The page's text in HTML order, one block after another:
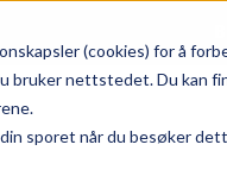
(cookies) for å
bruker nettstedet. Du kan
din sporet når du besøker